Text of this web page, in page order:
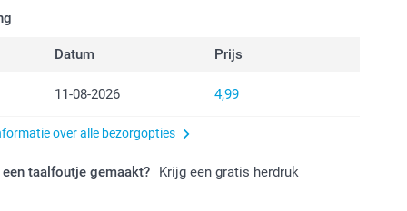
Datum Prijs
11-08-2026 4,99
over alle bezorgopties
een taalfoutje gemaakt? Krijg een gratis herdruk